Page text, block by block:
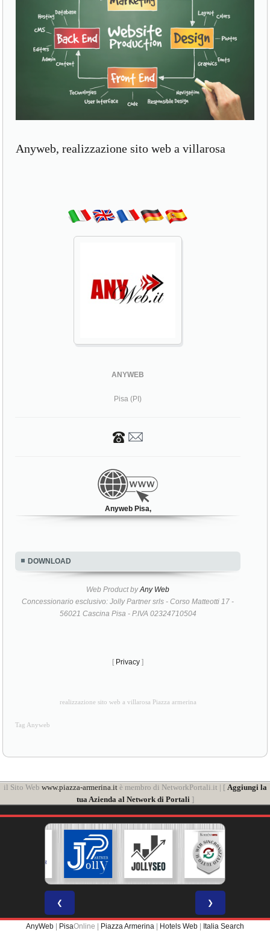
Anyweb, realizzazione sito web a villarosa
ANYWEB
Pisa (PI)
Anyweb Pisa,
DOWNLOAD
Web Product byAny Web
Concessionario esclusivo: Jolly Partner srls - Corso Matteotti 17 -
56021 Cascina Pisa - P.IVA 02324710504
[ Privacy ]
realizzazione sito web a villarosa Piazza armerina
Tag Anyweb
il Sito Web www.piazza-armerina.itè membro di NetworkPortali.it | [ Aggiungi la
tua Azienda al Network di Portali]
❮ ❯
AnyWeb PisaOnline | Piazza Armerina Hotels Web Italia Search